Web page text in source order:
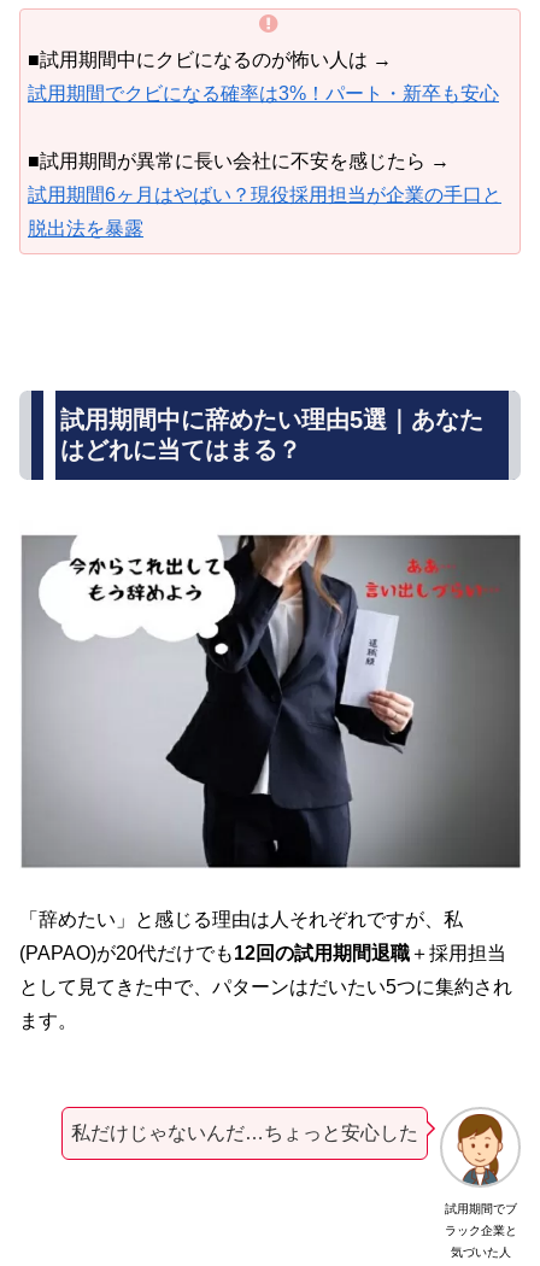
■試用期間中にクビになるのが怖い人は →
試用期間でクビになる確率は3%！パート・新卒も安心
■試用期間が異常に長い会社に不安を感じたら →
試用期間6ヶ月はやばい？現役採用担当が企業の手口と
脱出法を暴露
試用期間中に辞めたい理由5選｜あなた
はどれに当てはまる？
「辞めたい」と感じる理由は人それぞれですが、私
(PAPAO)が20代だけでも12回の試用期間退職＋採用担当
として見てきた中で、パターンはだいたい5つに集約され
ます。
試用期間でブ
ラック企業と
気づいた人
私だけじゃないんだ…ちょっと安心した